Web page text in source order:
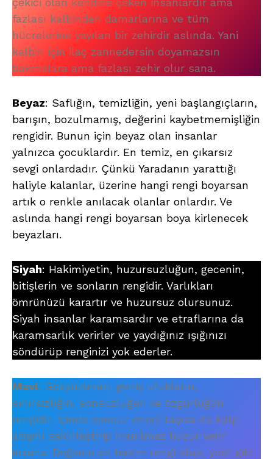
fazlası kalbinden damarlarına ve tüm
hücrelerine yayılan bir zehirdir aslında. Yani
kalbin için ilaç zannedersin doyamazsın
bakmalara ama fazlası zehir olur sana.
Beyaz: Saflığın, temizliğin, yeni başlangıçların,
barışın, bozulmamış, değerini kaybetmemişliğin
rengidir. Bunun için beyaz olan insanlar
yalnızca çocuklardır. En temiz, en çıkarsız
sevgi onlardadır. Çünkü Yaradanın yarattığı
haliyle kalanlar, üzerine hangi rengi boyarsan
artık o renkle anılacak olanlar onlardır. Ve
aslında hangi rengi boyarsan boya kirlenecek
beyazları.
Siyah: Hakimiyetin, huzursuzluğun, gecenin,
bitişlerin ve sonların rengidir. Varlıkları
ömrünüzü karartır ve huzursuz olursunuz.
Siyah insanlar karamsardır ve etraflarına da
karamsarlık verirler ve yaydığınız ışığınızı
söndürüp renginizi yok ederler.
Mavi: Gökyüzünün, geniş ufukların,
sınırsızlığın, sonsuzluğun ve özgürlüğün
rengidir. İçinde sonsuz enerji taşısa da kalp
atışını sakinleştirip inanılmaz huzur verir
insana. Doğanın en hakim rengi olup, yeşil gibi